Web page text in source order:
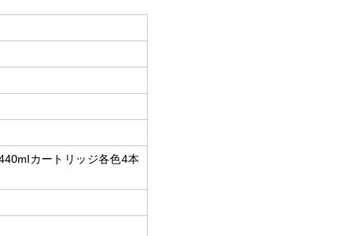
カートリッジ各色4本